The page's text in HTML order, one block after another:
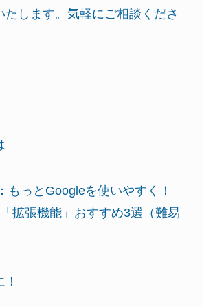
たします。気軽にご相談くださ
もっとGoogleを使いやすく！
拡張機能」おすすめ3選（難易